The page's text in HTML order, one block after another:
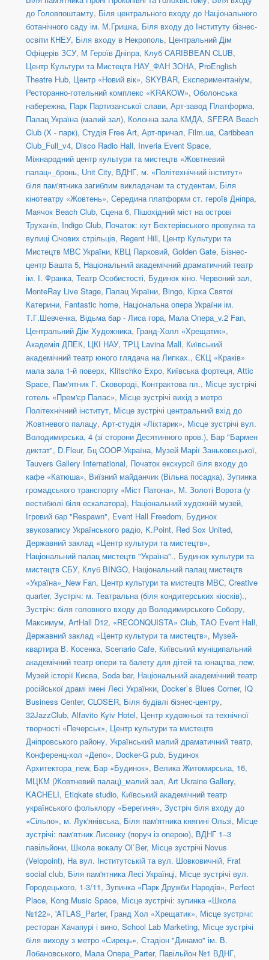
до Головпоштамту, Біля центрального входу до Національного
ботанічного саду ім. М.Гришка, Біля входу до Інституту бізнес-
освіти КНЕУ, Біля входу в Некрополь, Центральний Дім
Офіцерів ЗСУ, М Героїв Дніпра, Клуб CARIBBEAN CLUB,
Центр Культури та Мистецтв НАУ_ФАН ЗОНА, ProEnglish
Theatre Hub, Центр «Новий вік», SKYBAR, Експериментаніум,
Ресторанно-готельний комплекс «KRAKOW», Оболонська
набережна, Парк Партизанської слави, Арт-завод Платформа,
Палац Україна (малий зал), Колонна зала КМДА, SFERA Beach
Club (Х - парк), Студія Free Art, Арт-причал, Film.ua, Caribbean
Club_Full_v4, Disco Radio Hall, Inveria Event Space,
Міжнародний центр культури та мистецтв «Жовтневий
палац»_бронь, Unit Сity, ВДНГ, м. «Політехнічний інститут»
біля пам'ятника загиблим викладачам та студентам, Біля
кінотеатру «Жовтень», Середина платформи ст. героїв Дніпра,
Маячок Beach Club, Сцена 6, Пішохідний міст на острові
Труханів, Indigo Club, Початок: кут Бехтерівського провулка та
вулиці Січових стрільців, Regent Hill, Центр Культури та
Мистецтв МВС України, КВЦ Парковий, Golden Gate, Бізнес-
центр Башта 5, Національний академічний драматичний театр
ім. І. Франка, Театр Особистості, Будинок кіно. Червоний зал,
MonteRay Live Stage, Палац України, Bingo, Кірха Святої
Катерини, Fantastic home, Національна опера України ім.
Т.Г.Шевченка, Відьма бар - Лиса гора, Мала Опера_v.2 Fan,
Центральний Дім Художника, Гранд-Холл «Хрещатик»,
Академія ДПЕК, ЦКІ НАУ, ТРЦ Lavina Mall, Київський
академічний театр юного глядача на Липках., ЄКЦ «Краків»
мала зала 1-й поверх, Klitschko Expo, Київська фортеця, Attic
Space, Пам'ятник Г. Сковороді, Контрактова пл., Місце зустрічі
готель «Прем'єр Палас», Місце зустрічі вихід з метро
Політехнічний інститут, Місце зустрічі центральний вхід до
Жовтневого палацу, Арт-студія «Ліхтарик», Місце зустрічі вул.
Володимирська, 4 (зі сторони Десятинного пров.), Бар "Бармен
диктат", D.Fleur, Бц COOP-Україна, Музей Марії Заньковецької,
Tauvers Gallery International, Початок екскурсії біля входу до
кафе «Катюша», Виїзний майданчик (Вільна посадка), Зупинка
громадського транспорту «Міст Патона», М. Золоті Ворота (у
вестибюлі біля ескалатора), Національний художній музей,
Ігровий бар "Respawn", Event Hall Freedom, Будинок
звукозапису Українського радіо, K.Point, Red Sox United,
Державний заклад «Центр культури та мистецтв»,
Національний палац мистецтв "Україна"., Будинок культури та
мистецтв СБУ, Клуб BINGO, Національний палац мистецтв
«Україна»_New Fan, Центр культури та мистецтв МВС, Creative
quarter, Зустріч: м. Театральна (біля кондитерських кіосків).,
Зустріч: біля головного входу до Володимирського Собору,
Максимум, ArtHall D12, «RECONQUISTA» Club, ТАО Event Hall,
Державний заклад «Центр культури та мистецтв», Музей-
квартира В. Косенка, Scenario Cafe, Київський муніципальний
академічний театр опери та балету для дітей та юнацтва_new,
Музей історії Києва, Soda bar, Національний академічний театр
російської драмі імені Лесі Українки, Docker`s Blues Corner, IQ
Business Center, CLOSER, Біля будівлі бізнес-центру,
32JazzClub, Alfavito Kyiv Hotel, Центр художньої та технічної
творчості «Печерськ», Центр культури та мистецтв
Дніпровського району, Український малий драматичний театр,
Конференц-хол «Депо», Docker-G pub, Будинок
Архитектора_new, Бар «Будинок», Велика Житомирська, 16,
МЦКМ (Жовтневий палац)_малий зал, Art Ukraine Gallery,
KACHELI, Etiqkate studio, Київський академічний театр
українського фольклору «Берегиня», Зустріч біля входу до
«Сільпо», м. Лук'янівська, Біля пам'ятника княгині Ользі, Місце
зустрічі: пам'ятник Лисенку (поруч із оперою), ВДНГ 1–3
павільйони, Школа вокалу Ol`Ber, Місце зустрічі Novus
(Velopoint), На вул. Інститутській та вул. Шовковичній, Frat
social сlub, Біля пам'ятника Лесі Українці, Місце зустрічі вул.
Городецького, 1-3/11, Зупинка «Парк Дружби Народів», Perfect
Place, Kong Music Space, Місце зустрічі: зупинка «Школа
№122», 'ATLAS_Parter, Гранд Хол «Хрещатик», Місце зустрічі:
ресторан Хачапурі і вино, School Lab Marketing, Місце зустрічі
біля виходу з метро «Сирець», Стадіон "Динамо" ім. В.
Лобановського, Мала Опера_Parter, Павільйон №1 ВДНГ,